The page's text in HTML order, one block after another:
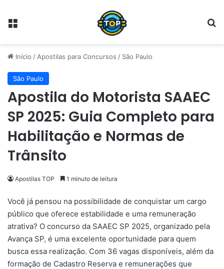
Menu
Início / Apostilas para Concursos / São Paulo
São Paulo
Apostila do Motorista SAAEC
SP 2025: Guia Completo para
Habilitação e Normas de
Trânsito
Apostilas TOP 1 minuto de leitura
Você já pensou na possibilidade de conquistar um cargo
público que oferece estabilidade e uma remuneração
atrativa? O concurso da SAAEC SP 2025, organizado pela
Avança SP, é uma excelente oportunidade para quem
busca essa realização. Com 36 vagas disponíveis, além da
formação de Cadastro Reserva e remunerações que